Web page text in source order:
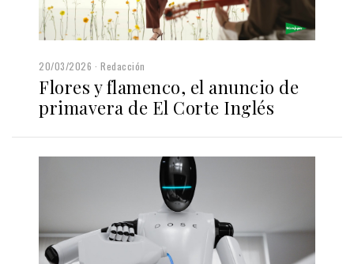
20/03/2026 Redacción
Flores y flamenco, el anuncio de
primavera de El Corte Inglés